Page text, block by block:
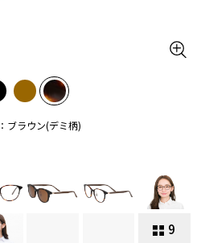
ブラウン(デミ柄)
9